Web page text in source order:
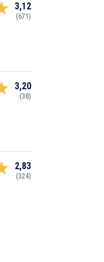
3,12
(671)
3,20
(38)
2,83
(324)